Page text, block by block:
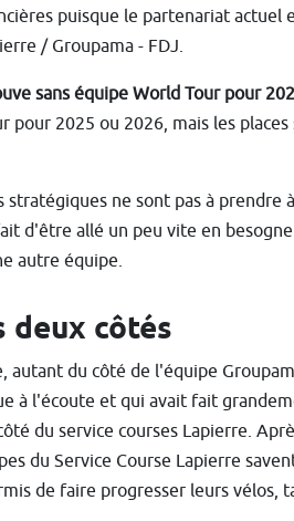
puisque le partenariat actuel
/ Groupama - FDJ.
sans équipe World Tour pour
pour 2025 ou 2026, mais les
stratégiques ne sont pas à
d'être allé un peu vite en
autre équipe.
deux côtés
autant du côté de l'équipe
à l'écoute et qui avait fait
du service courses Lapierre.
du Service Course Lapierre
de faire progresser leurs vélos,